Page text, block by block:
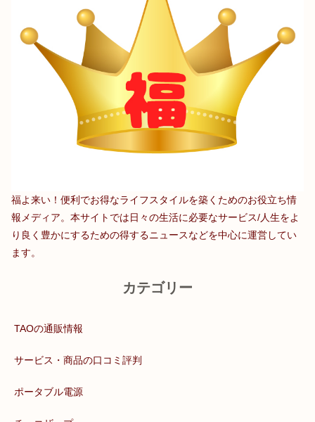
福よ来い！便利でお得なライフスタイルを築くためのお役立ち情
報メディア。本サイトでは日々の生活に必要なサービス/人生をよ
り良く豊かにするための得するニュースなどを中心に運営してい
ます。
カテゴリー
TAOの通販情報
サービス・商品の口コミ評判
ポータブル電源